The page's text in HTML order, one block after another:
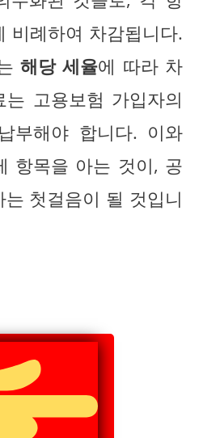
비례하여 차감됩니다.
해당 세율에 따라 차
는 고용보험 가입자의
부해야 합니다. 이와
항목을 아는 것이, 공
첫걸음이 될 것입니